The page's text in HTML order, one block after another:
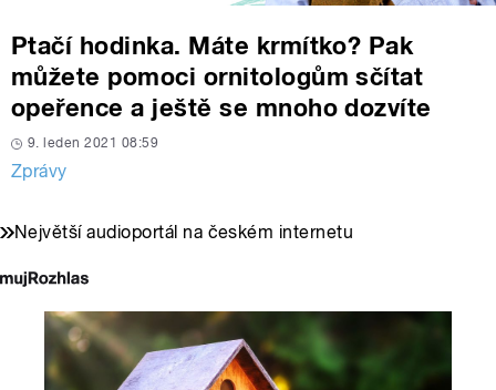
Ptačí hodinka. Máte krmítko? Pak
můžete pomoci ornitologům sčítat
opeřence a ještě se mnoho dozvíte
9. leden 2021 08:59
Zprávy
Největší audioportál na českém internetu